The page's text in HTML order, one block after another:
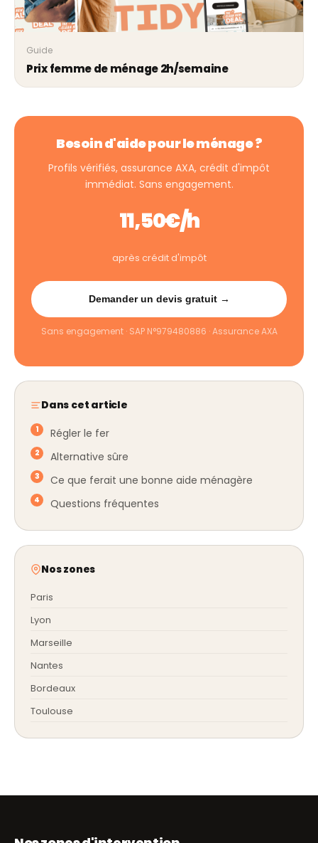
Guide
Prix femme de ménage 2h/semaine
Besoin d'aide pour le ménage ?
Profils vérifiés, assurance AXA, crédit d'impôt
immédiat. Sans engagement.
11,50€/h
après crédit d'impôt
Demander un devis gratuit →
Sans engagement · SAP N°979480886 · Assurance AXA
Dans cet article
Régler le fer
Alternative sûre
Ce que ferait une bonne aide ménagère
Questions fréquentes
Nos zones
Paris
Lyon
Marseille
Nantes
Bordeaux
Toulouse